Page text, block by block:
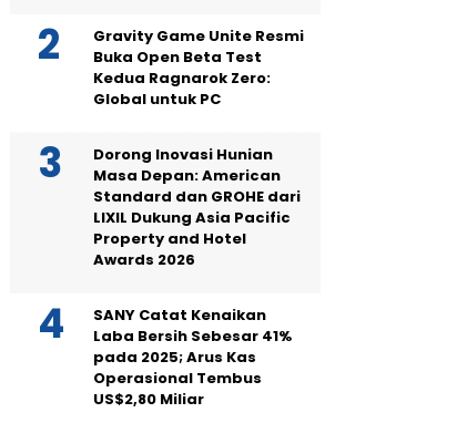
Gravity Game Unite Resmi
Buka Open Beta Test
Kedua Ragnarok Zero:
Global untuk PC
Dorong Inovasi Hunian
Masa Depan: American
Standard dan GROHE dari
LIXIL Dukung Asia Pacific
Property and Hotel
Awards 2026
SANY Catat Kenaikan
Laba Bersih Sebesar 41%
pada 2025; Arus Kas
Operasional Tembus
US$2,80 Miliar